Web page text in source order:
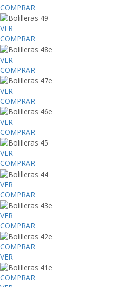
COMPRAR
VER
COMPRAR
VER
COMPRAR
VER
COMPRAR
VER
COMPRAR
VER
COMPRAR
VER
COMPRAR
VER
COMPRAR
COMPRAR
VER
COMPRAR